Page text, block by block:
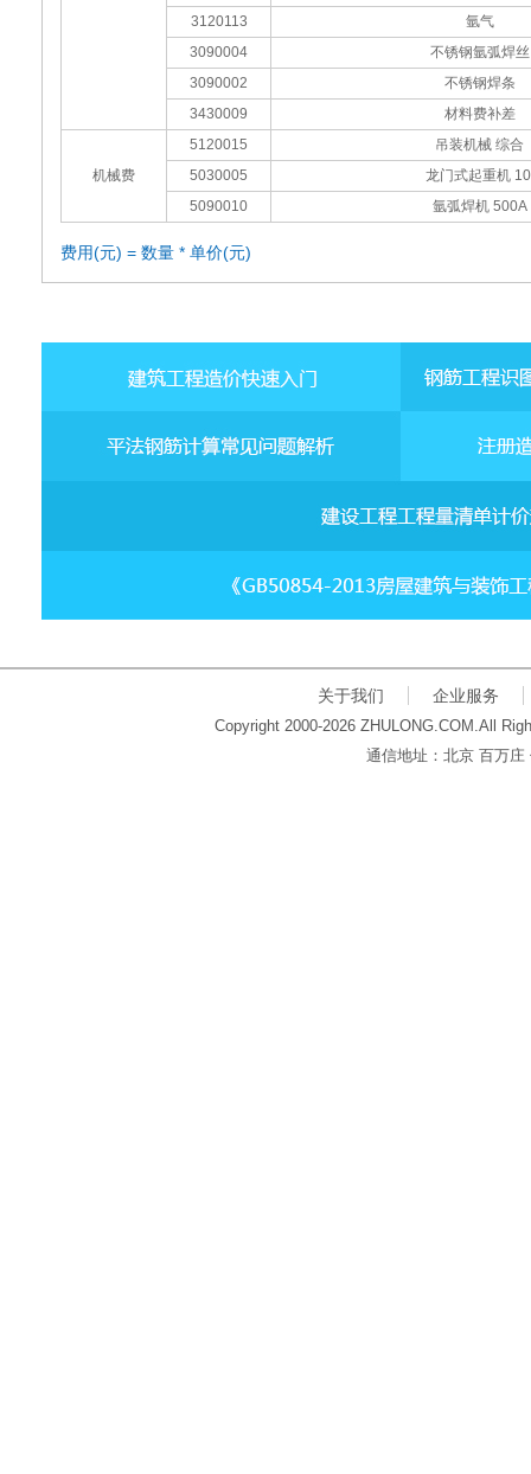
3120113
氩气
3090004
不锈钢氩弧焊丝
3090002
不锈钢焊条
3430009
材料费补差
机械费
5120015
吊装机械 综合
5030005
龙门式起重机
5090010
氩弧焊机 500A
费用(元) = 数量 * 单价(元)
关于我们 企业服务
Copyright 2000-2026 ZHULONG.COM.All
通信地址：北京 百万